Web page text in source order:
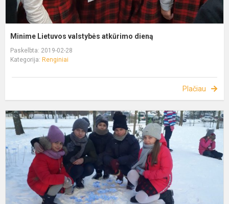
Minime Lietuvos valstybės atkūrimo dieną
Paskelbta: 2019-02-28
Kategorija: Renginiai
Plačiau